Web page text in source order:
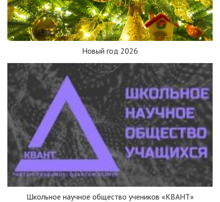
Новый год 2026
Школьное научное общество учеников «КВАНТ»